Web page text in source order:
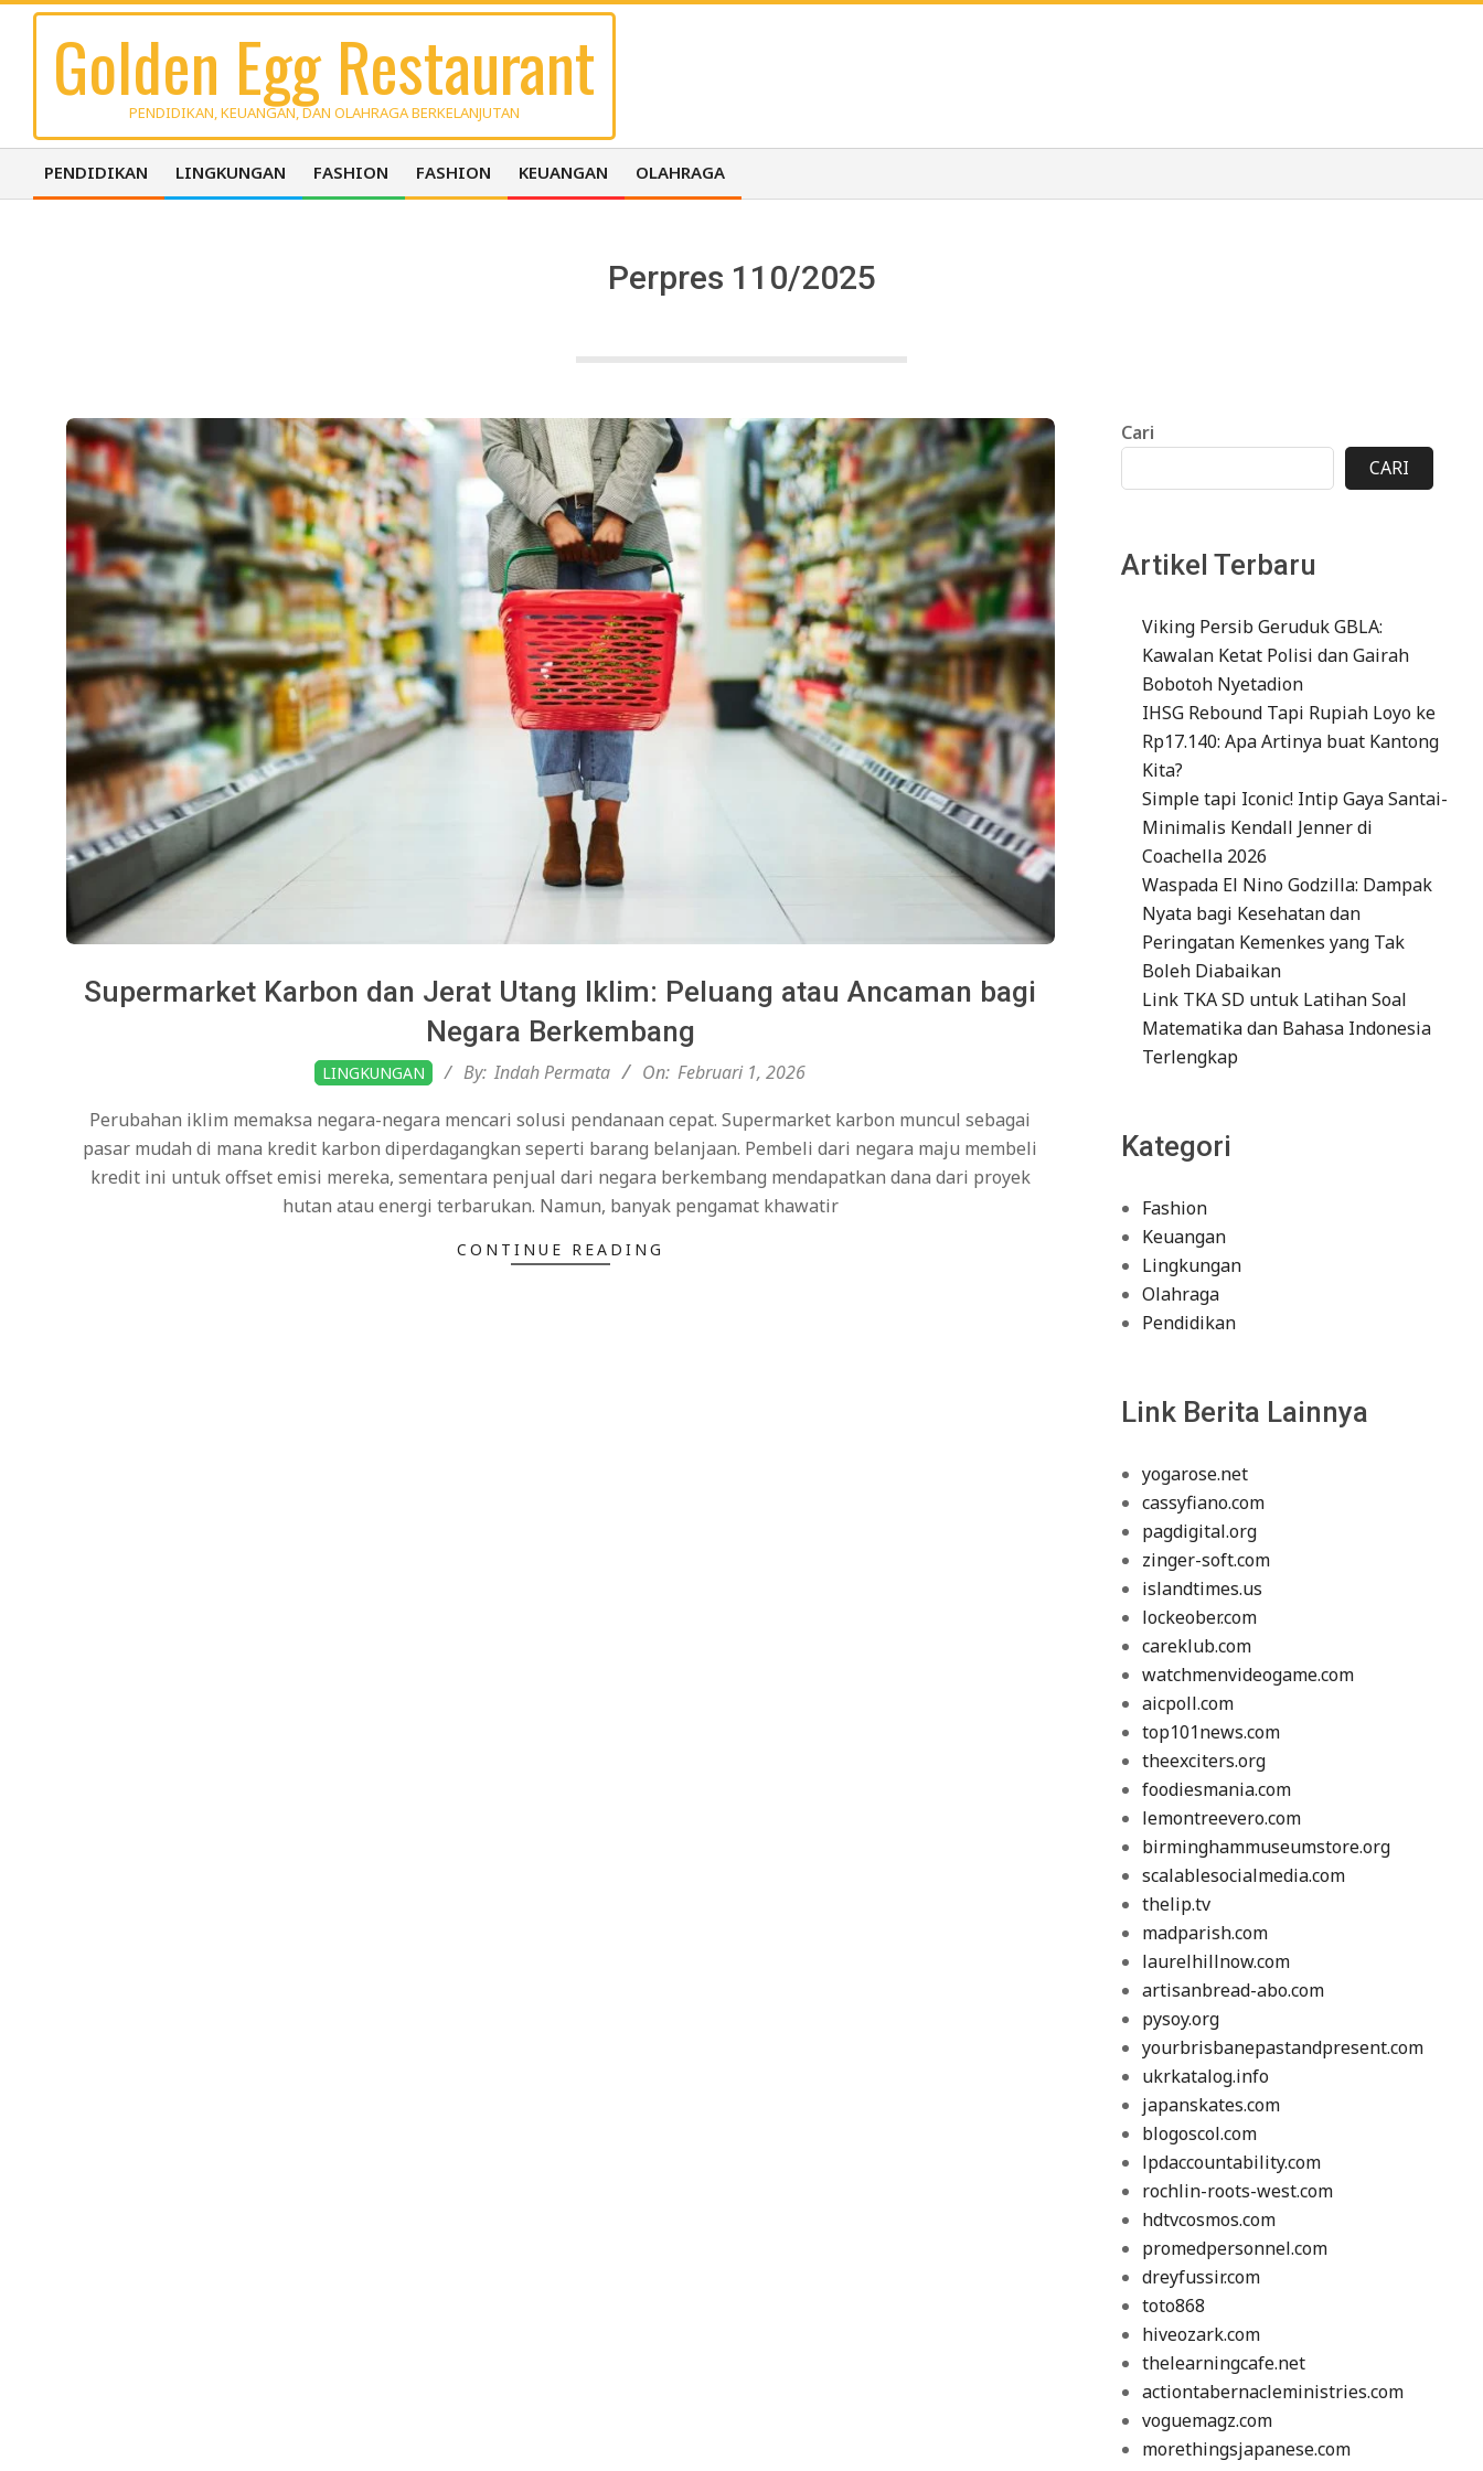
Skip
contentGolden Egg Restaurant
PENDIDIKAN, KEUANGAN, DAN OLAHRAGA BERKELANJUTAN
Primary
PENDIDIKAN LINGKUNGAN FASHION FASHION KEUANGAN OLAHRAGA
Perpres 110/2025
Supermarket Karbon dan Jerat Utang Iklim: Peluang atau Ancaman bagi
Negara Berkembang
LINGKUNGAN By: Indah Permata On: Februari 1, 2026
Perubahan iklim memaksa negara-negara mencari solusi pendanaan cepat. Supermarket karbon muncul sebagai
pasar mudah di mana kredit karbon diperdagangkan seperti barang belanjaan. Pembeli dari negara maju membeli
kredit ini untuk offset emisi mereka, sementara penjual dari negara berkembang mendapatkan dana dari proyek
hutan atau energi terbarukan. Namun, banyak pengamat khawatir
CONTINUE READING
Cari
CARI
Artikel Terbaru
Viking Persib Geruduk GBLA:
Kawalan Ketat Polisi dan Gairah
Bobotoh Nyetadion
IHSG Rebound Tapi Rupiah Loyo ke
Rp17.140: Apa Artinya buat Kantong
Kita?
Simple tapi Iconic! Intip Gaya Santai-
Minimalis Kendall Jenner di
Coachella 2026
Waspada El Nino Godzilla: Dampak
Nyata bagi Kesehatan dan
Peringatan Kemenkes yang Tak
Boleh Diabaikan
Link TKA SD untuk Latihan Soal
Matematika dan Bahasa Indonesia
Terlengkap
Kategori
Fashion
Keuangan
Lingkungan
Olahraga
Pendidikan
Link Berita Lainnya
yogarose.net
cassyfiano.com
pagdigital.org
zinger-soft.com
islandtimes.us
lockeober.com
careklub.com
watchmenvideogame.com
aicpoll.com
top101news.com
theexciters.org
foodiesmania.com
lemontreevero.com
birminghammuseumstore.org
scalablesocialmedia.com
thelip.tv
madparish.com
laurelhillnow.com
artisanbread-abo.com
pysoy.org
yourbrisbanepastandpresent.com
ukrkatalog.info
japanskates.com
blogoscol.com
lpdaccountability.com
rochlin-roots-west.com
hdtvcosmos.com
promedpersonnel.com
dreyfussir.com
toto868
hiveozark.com
thelearningcafe.net
actiontabernacleministries.com
voguemagz.com
morethingsjapanese.com